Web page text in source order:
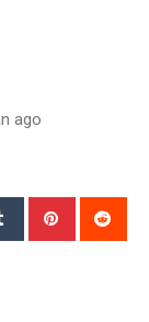
ago
Tumblr Pinterest